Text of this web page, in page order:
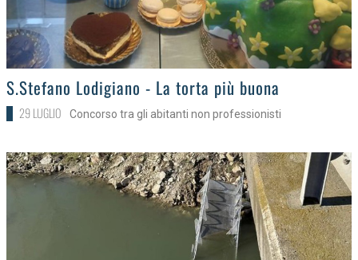
>
S.Stefano Lodigiano - La torta più buona
29 LUGLIO Concorso tra gli abitanti non professionisti